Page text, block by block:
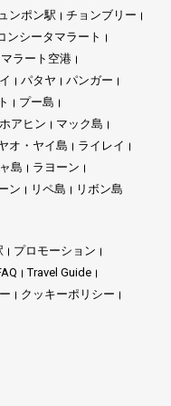
ンポン駅
チョンブリー
ンシータマラート
ラート空港
パタヤ
パンガー
プー島
ホアヒン
マック島
オ・ヤイ島
ライレイ
島
ラヨーン
ン リペ島 リボン島
プロモーション
Travel Guide
クッキーポリシー